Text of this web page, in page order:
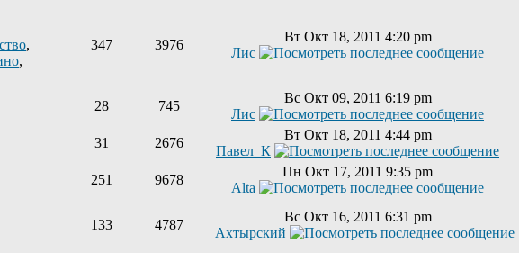
,
,
347 3976
Вт Окт 18, 2011 4:20 pm
Лис
28 745
Вс Окт 09, 2011 6:19 pm
Лис
31 2676
Вт Окт 18, 2011 4:44 pm
Павел_К
251 9678
Пн Окт 17, 2011 9:35 pm
Alta
133 4787
Вс Окт 16, 2011 6:31 pm
Ахтырский